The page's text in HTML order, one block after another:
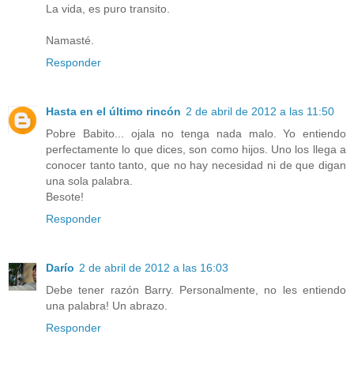
La vida, es puro transito.
Namasté.
Responder
Hasta en el último rincón 2 de abril de 2012 a las 11:50
Pobre Babito... ojala no tenga nada malo. Yo entiendo
perfectamente lo que dices, son como hijos. Uno los llega a
conocer tanto tanto, que no hay necesidad ni de que digan
una sola palabra.
Besote!
Responder
Darío 2 de abril de 2012 a las 16:03
Debe tener razón Barry. Personalmente, no les entiendo
una palabra! Un abrazo.
Responder